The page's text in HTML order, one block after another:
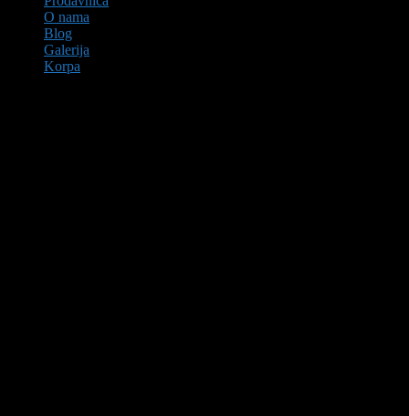
O nama
Blog
Galerija
Korpa